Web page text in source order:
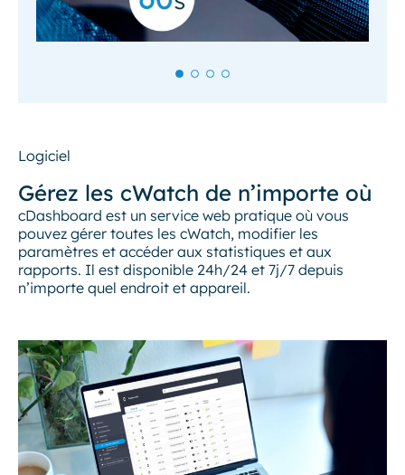
Logiciel
Gérez les cWatch de n’importe où
cDashboard est un service web pratique où vous
pouvez gérer toutes les cWatch, modifier les
paramètres et accéder aux statistiques et aux
rapports. Il est disponible 24h/24 et 7j/7 depuis
n’importe quel endroit et appareil.